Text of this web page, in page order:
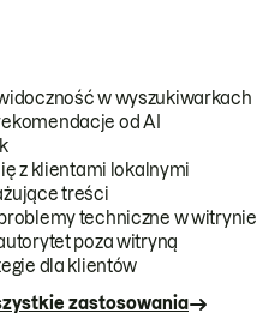
w wyszukiwarkach
od AI
z klientami lokalnymi
treści
techniczne w witrynie
poza witryną
dla klientów
zastosowania